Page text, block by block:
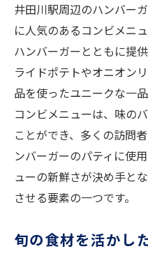
満足度の高いセ
特別な日にぴっ
ハンバーガーに
食事を彩る地元
新しい発見がある井
イドメニュー
冒険心をくすぐ
ユニークな組み
新進気鋭のシェ
イベント限定の
井田川駅周辺のハンバー
に人気のあるコンビメニ
ハンバーガーとともに提
ライドポテトやオニオン
品を使ったユニークな一
コンビメニューは、味の
ことができ、多くの訪問
ンバーガーのパティに使
ューの新鮮さが決め手と
させる要素の一つです。
旬の食材を活かし